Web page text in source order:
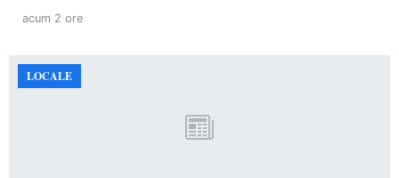
acum 2 ore
LOCALE